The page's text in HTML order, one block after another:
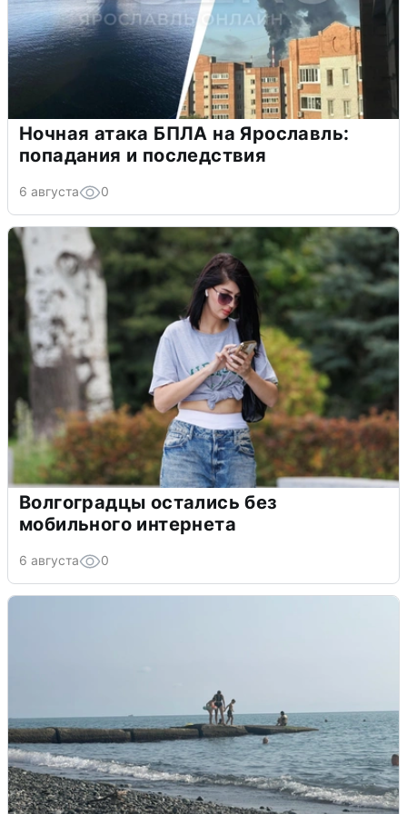
Ночная атака БПЛА на Ярославль:
попадания и последствия
6 августа 0
Волгоградцы остались без
мобильного интернета
6 августа 0